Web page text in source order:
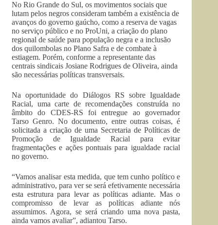
No Rio Grande do Sul, os movimentos sociais que
lutam pelos negros consideram também a existência de
avanços do governo gaúcho, como a reserva de vagas
no serviço público e no ProUni, a criação do plano
regional de saúde para população negra e a inclusão
dos quilombolas no Plano Safra e de combate à
estiagem. Porém, conforme a representante das
centrais sindicais Josiane Rodrigues de Oliveira, ainda
são necessárias políticas transversais.
Na oportunidade do Diálogos RS sobre Igualdade
Racial, uma carte de recomendações construída no
âmbito do CDES-RS foi entregue ao governador
Tarso Genro. No documento, entre outras coisas, é
solicitada a criação de uma Secretaria de Políticas de
Promoção de Igualdade Racial para evitar
fragmentações e ações pontuais para igualdade racial
no governo.
“Vamos analisar esta medida, que tem cunho político e
administrativo, para ver se será efetivamente necessária
esta estrutura para levar as políticas adiante. Mas o
compromisso de levar as políticas adiante nós
assumimos. Agora, se será criando uma nova pasta,
ainda vamos avaliar”, adiantou Tarso.